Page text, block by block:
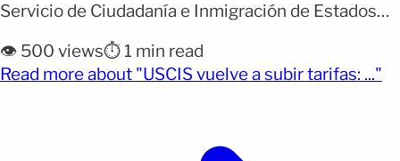
Servicio de Ciudadanía e Inmigración de Estados
los servicios más utilizados por empresas y
profesionales extranjeros: el procesamiento
👁️ 500 views⏱️ 1 min read
Read more about "USCIS vuelve a subir tarifas: ..."